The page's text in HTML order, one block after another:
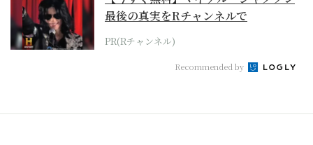
最後の真実をRチャンネルで
PR(Rチャンネル)
Recommended by